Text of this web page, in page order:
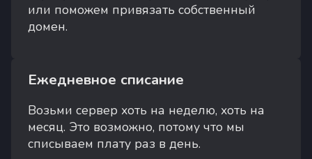
или поможем привязать собственный
домен.
Ежедневное списание
Возьми сервер хоть на неделю, хоть на
месяц. Это возможно, потому что мы
списываем плату раз в день.